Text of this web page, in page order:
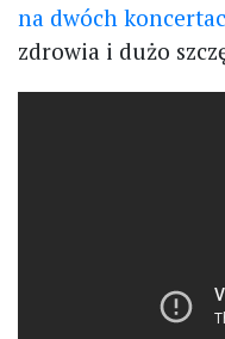
na dwóch
zdrowia i dużo